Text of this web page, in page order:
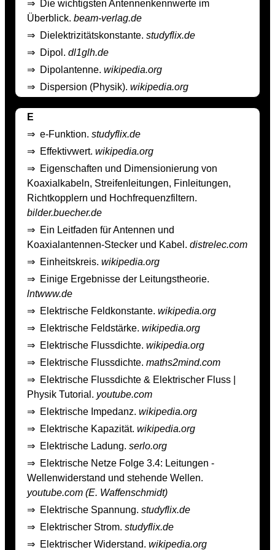
⇒ Die wichtigsten Antennenkennwerte im
Überblick. beam-verlag.de
⇒ Dielektrizitätskonstante. studyflix.de
⇒ Dipol. dl1glh.de
⇒ Dipolantenne. wikipedia.org
⇒ Dispersion (Physik). wikipedia.org
E
⇒ e-Funktion. studyflix.de
⇒ Effektivwert. wikipedia.org
⇒ Eigenschaften und Dimensionierung von
Koaxialkabeln, Streifenleitungen, Finleitungen,
Richtkopplern und Hochfrequenzfiltern.
bilder.buecher.de
⇒ Ein Leitfaden für Antennen und
Koaxialantennen-Stecker und Kabel. distrelec.com
⇒ Einheitskreis. wikipedia.org
⇒ Einige Ergebnisse der Leitungstheorie.
lntwww.de
⇒ Elektrische Feldkonstante. wikipedia.org
⇒ Elektrische Feldstärke. wikipedia.org
⇒ Elektrische Flussdichte. wikipedia.org
⇒ Elektrische Flussdichte. maths2mind.com
⇒ Elektrische Flussdichte & Elektrischer Fluss |
Physik Tutorial. youtube.com
⇒ Elektrische Impedanz. wikipedia.org
⇒ Elektrische Kapazität. wikipedia.org
⇒ Elektrische Ladung. serlo.org
⇒ Elektrische Netze Folge 3.4: Leitungen -
Wellenwiderstand und stehende Wellen.
youtube.com (E. Waffenschmidt)
⇒ Elektrische Spannung. studyflix.de
⇒ Elektrischer Strom. studyflix.de
⇒ Elektrischer Widerstand. wikipedia.org